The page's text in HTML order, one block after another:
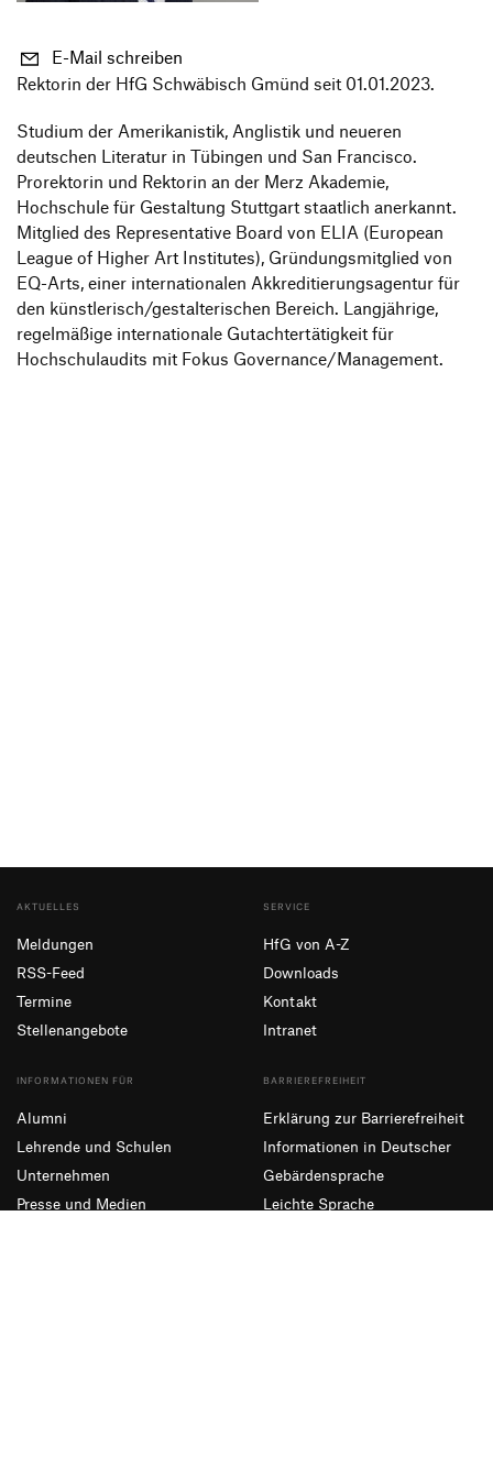
HfG-Netzwerk
Downloads
Informationsveranstaltungen
E-Mail schreiben
Rektorin der HfG Schwäbisch Gmünd seit 01.01.2023.
Studium der Amerikanistik, Anglistik und neueren
deutschen Literatur in Tübingen und San Francisco.
Prorektorin und Rektorin an der Merz Akademie,
Hochschule für Gestaltung Stuttgart staatlich anerkannt.
Mitglied des Representative Board von ELIA (European
League of Higher Art Institutes), Gründungsmitglied von
EQ-Arts, einer internationalen Akkreditierungsagentur für
den künstlerisch/gestalterischen Bereich. Langjährige,
regelmäßige internationale Gutachtertätigkeit für
Hochschulaudits mit Fokus Governance/Management.
AKTUELLES
Meldungen
RSS-Feed
Termine
Stellenangebote
SERVICE
HfG von A-Z
Downloads
Kontakt
Intranet
INFORMATIONEN FÜR
Alumni
Lehrende und Schulen
Unternehmen
Presse und Medien
BARRIEREFREIHEIT
Erklärung zur Barrierefreiheit
Informationen in Deutscher
Gebärdensprache
Leichte Sprache